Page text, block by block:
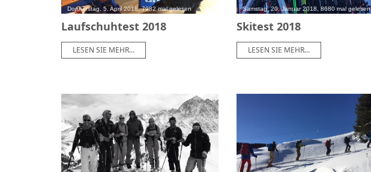
Donnerstag, 5. April 2018, 7982 mal gelesen
Laufschuhtest 2018
LESEN SIE MEHR...
Samstag, 20. Januar 2018, 8680 mal gelesen
Skitest 2018
LESEN SIE MEHR...